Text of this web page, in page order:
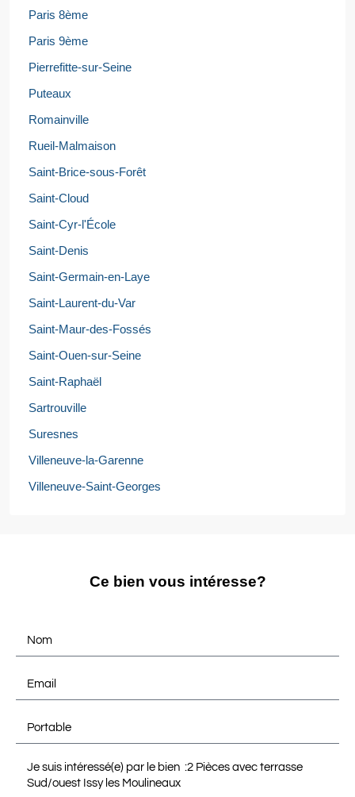
Paris 8ème
Paris 9ème
Pierrefitte-sur-Seine
Puteaux
Romainville
Rueil-Malmaison
Saint-Brice-sous-Forêt
Saint-Cloud
Saint-Cyr-l'École
Saint-Denis
Saint-Germain-en-Laye
Saint-Laurent-du-Var
Saint-Maur-des-Fossés
Saint-Ouen-sur-Seine
Saint-Raphaël
Sartrouville
Suresnes
Villeneuve-la-Garenne
Villeneuve-Saint-Georges
Ce bien vous intéresse?